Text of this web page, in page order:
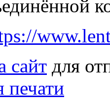
сайт для
печати